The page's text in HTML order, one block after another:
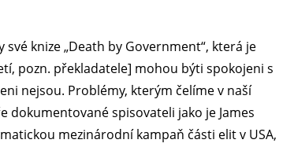
své knize „Death by Government“, která je
pozn. překladatele] mohou býti spokojeni s
nejsou. Problémy, kterým čelíme v naší
spisovateli jako je James
mezinárodní kampaň části elit v USA,